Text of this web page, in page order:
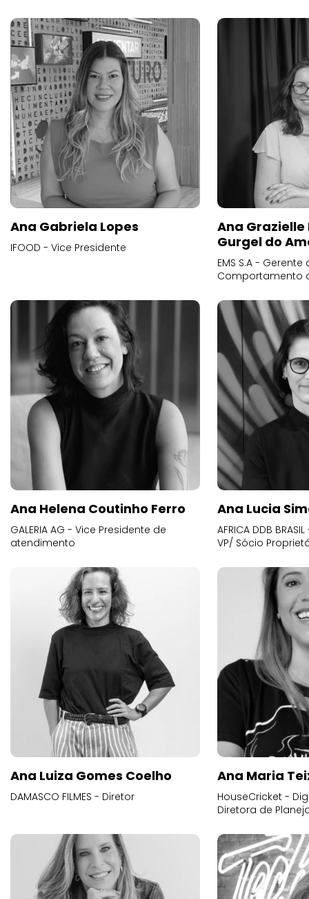
Ana Gabriela Lopes
IFOOD - Vice Presidente
Ana
Gurgel do
EMS S.A -
Comportamento
Ana Helena Coutinho Ferro
GALERIA AG - Vice Presidente de
atendimento
Ana Lucia
AFRICA DDB
VP/ Sócio
Ana Luiza Gomes Coelho
DAMASCO FILMES - Diretor
Ana Maria
HouseCricket -
Diretora de